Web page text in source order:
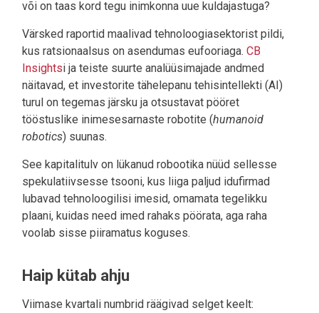
või on taas kord tegu inimkonna uue kuldajastuga?
Värsked raportid maalivad tehnoloogiasektorist pildi,
kus ratsionaalsus on asendumas eufooriaga. CB
Insightsi ja teiste suurte analüüsimajade andmed
näitavad, et investorite tähelepanu tehisintellekti (AI)
turul on tegemas järsku ja otsustavat pööret
tööstuslike inimesesarnaste robotite (humanoid
robotics) suunas.
See kapitalitulv on lükanud robootika nüüd sellesse
spekulatiivsesse tsooni, kus liiga paljud idufirmad
lubavad tehnoloogilisi imesid, omamata tegelikku
plaani, kuidas need imed rahaks pöörata, aga raha
voolab sisse piiramatus koguses.
Haip kütab ahju
Viimase kvartali numbrid räägivad selget keelt: